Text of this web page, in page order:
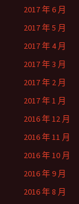
2017 年 6 月
2017 年 5 月
2017 年 4 月
2017 年 3 月
2017 年 2 月
2017 年 1 月
2016 年 12 月
2016 年 11 月
2016 年 10 月
2016 年 9 月
2016 年 8 月